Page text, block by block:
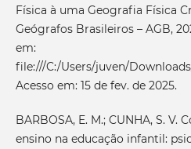
Física à uma Geografia Física
Geógrafos Brasileiros – AGB,
em:
file:///C:/Users/juven/Downloads/
Acesso em: 15 de fev. de 2025.
BARBOSA, E. M.; CUNHA, S. V.
ensino na educação infantil: